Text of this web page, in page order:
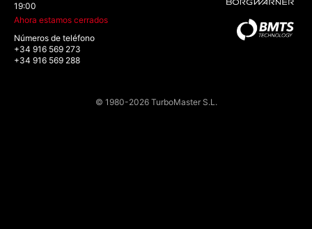
19:00
Ahora estamos cerrados
Números de teléfono
+34 916 569 273
+34 916 569 288
© 1980-2026 TurboMaster S.L.